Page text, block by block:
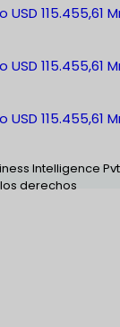
115.455,61
115.455,61
115.455,61
Intelligence Pvt
derechos